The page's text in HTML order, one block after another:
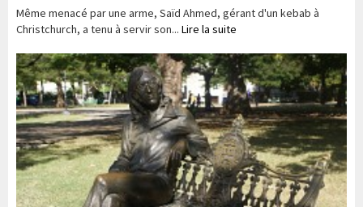
Même menacé par une arme, Saïd Ahmed, gérant d'un kebab à
Christchurch, a tenu à servir son... Lire la suite